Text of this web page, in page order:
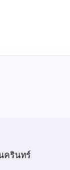
ครินทร์